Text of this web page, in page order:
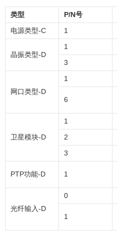
类型 P/N号
电源类型-C
1
晶振类型-D
1
3
网口类型-D
1
6
卫星模块-D
1
2
3
PTP功能-D 1
光纤输入-D
0
1